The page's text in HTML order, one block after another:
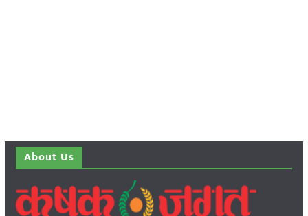
About Us